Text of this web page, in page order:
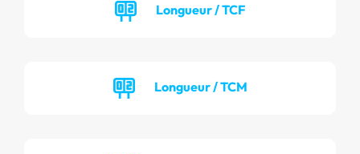
Longueur / TCF
Longueur / TCM